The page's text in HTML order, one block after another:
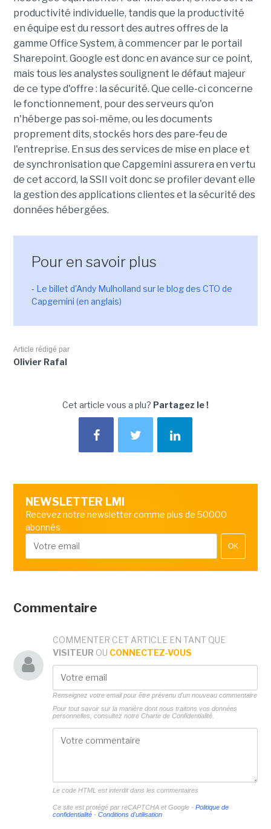
productivité individuelle, tandis que la productivité
en équipe est du ressort des autres offres de la
gamme Office System, à commencer par le portail
Sharepoint. Google est donc en avance sur ce point,
mais tous les analystes soulignent le défaut majeur
de ce type d'offre : la sécurité. Que celle-ci concerne
le fonctionnement, pour des serveurs qu'on
n'héberge pas soi-même, ou les documents
proprement dits, stockés hors des pare-feu de
l'entreprise. En sus des services de mise en place et
de synchronisation que Capgemini assurera en vertu
de cet accord, la SSII voit donc se profiler devant elle
la gestion des applications clientes et la sécurité des
données hébergées.
Pour en savoir plus
- Le billet d'Andy Mulholland sur le blog des CTO de
Capgemini (en anglais)
Article rédigé par
Olivier Rafal
Cet article vous a plu? Partagez le !
NEWSLETTER LMI
Recevez notre newsletter comme plus de 50000
abonnés
OK
Commentaire
COMMENTER CET ARTICLE EN TANT QUE
VISITEUR OU CONNECTEZ-VOUS
Renseignez votre email pour être prévenu d'un nouveau commentaire
Pour tout savoir sur la manière dont nous traitons vos données
personnelles, consultez notre Charte de Confidentialité.
Le code HTML est interdit dans les commentaires
Ce site est protégé par reCAPTCHA et Google - Politique de
confidentialité- Conditions d'utilisation